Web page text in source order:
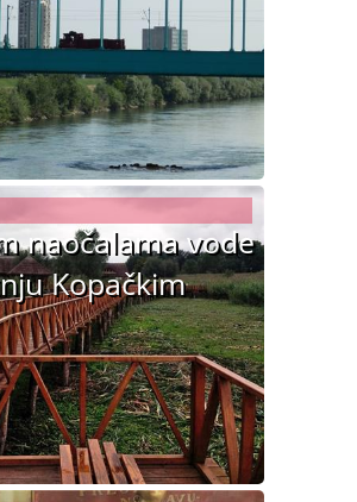
naočalama vode
Kopačkim